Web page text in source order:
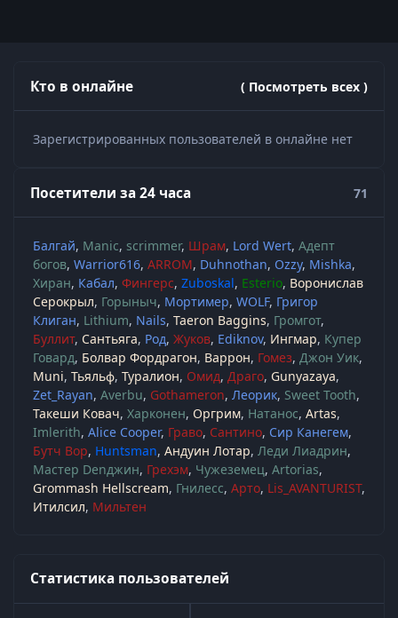
Кто в онлайне ( Посмотреть всех )
Зарегистрированных пользователей в онлайне нет
Посетители за 24 часа 71
Балгай Manic scrimmer Шрам Lord Wert Адепт
богов Warrior616 ARROM Duhnothan Ozzy Mishka
Хиран Кабал Фингерс Zuboskal Esterio Воронислав
Серокрыл Горыныч Мортимер WOLF Григор
Клиган Lithium Nails Taeron Baggins Громгот
Буллит Сантьяга Род Жуков Ediknov Ингмар Купер
Говард Болвар Фордрагон Варрон Гомез Джон Уик
Muni Тьяльф Туралион Омид Драго Gunyazaya
Zet_Rayan Averbu Gothameron Леорик Sweet Tooth
Такеши Ковач Харконен Оргрим Натанос Artas
Imlerith Alice Cooper Граво Сантино Сир Канегем
Бутч Вор Huntsman Андуин Лотар Леди Лиадрин
Мастер Denджин Грехэм Чужеземец Artorias
Grommash Hellscream Гнилесс Арто Lis_AVANTURIST
Итилсил Мильтен
Статистика пользователей